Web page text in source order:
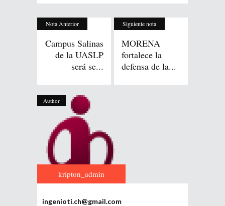
Nota Anterior
Campus Salinas
de la UASLP
será se...
Siguiente nota
MORENA
fortalece la
defensa de la...
Author
kripton_admin
ingenioti.ch@gmail.com